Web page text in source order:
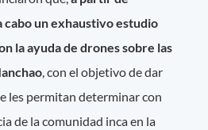
un exhaustivo estudio
la ayuda de drones sobre las
, con el objetivo de dar
les permitan determinar con
de la comunidad inca en la